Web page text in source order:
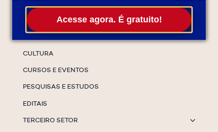
Acesse agora. É gratuito!
Temas
CULTURA
CURSOS E EVENTOS
PESQUISAS E ESTUDOS
EDITAIS
TERCEIRO SETOR